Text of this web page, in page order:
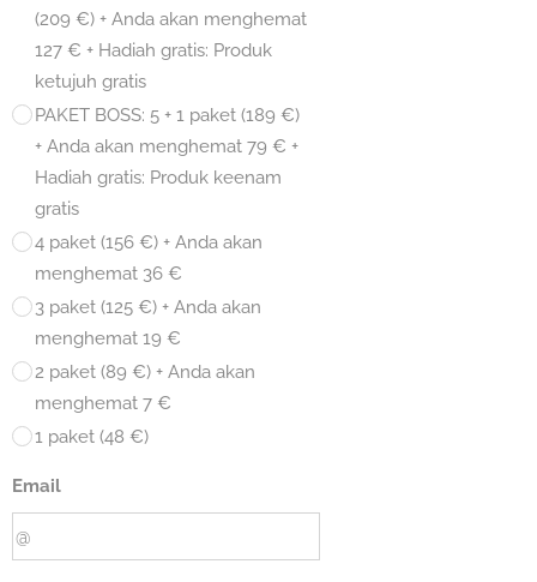
(209 €) + Anda akan menghemat
127 € + Hadiah gratis: Produk
ketujuh gratis
PAKET BOSS: 5 + 1 paket (189 €)
+ Anda akan menghemat 79 € +
Hadiah gratis: Produk keenam
gratis
4 paket (156 €) + Anda akan
menghemat 36 €
3 paket (125 €) + Anda akan
menghemat 19 €
2 paket (89 €) + Anda akan
menghemat 7 €
1 paket (48 €)
Email